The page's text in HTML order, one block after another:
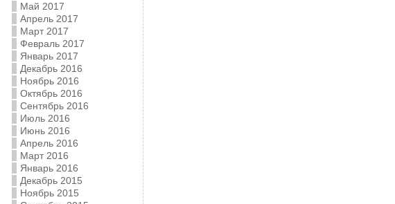
Май 2017
Апрель 2017
Март 2017
Февраль 2017
Январь 2017
Декабрь 2016
Ноябрь 2016
Октябрь 2016
Сентябрь 2016
Июль 2016
Июнь 2016
Апрель 2016
Март 2016
Январь 2016
Декабрь 2015
Ноябрь 2015